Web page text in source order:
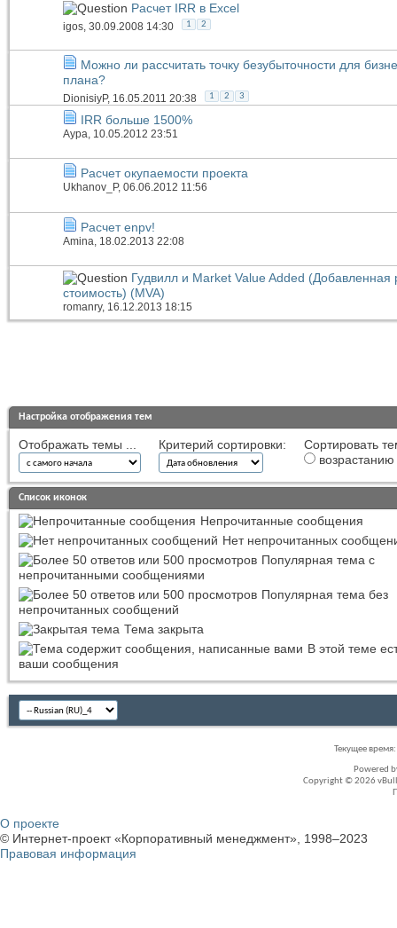
Расчет IRR в Excel
igos, 30.09.2008 14:30 1 2
Можно ли рассчитать точку безубыточности для
плана?
DionisiyP, 16.05.2011 20:38 1 2 3
IRR больше 1500%
Аура , 10.05.2012 23:51
Расчет окупаемости проекта
Ukhanov_P, 06.06.2012 11:56
Расчет enpv!
Amina , 18.02.2013 22:08
Гудвилл и Market Value Added (Добавленная
стоимость) (MVA)
romanry, 16.12.2013 18:15
Настройка отображения тем
Отображать темы ... Критерий сортировки:
Сортировать
возрастанию
Список иконок
Непрочитанные сообщения
Нет непрочитанных
Популярная тема с
непрочитанными сообщениями
Популярная тема без
непрочитанных сообщений
Тема закрыта
В этой теме
ваши сообщения
Текущее время:
Powered
Copyright © 2026
О проекте
© Интернет-проект «Корпоративный менеджмент», 1998–2023
Правовая информация